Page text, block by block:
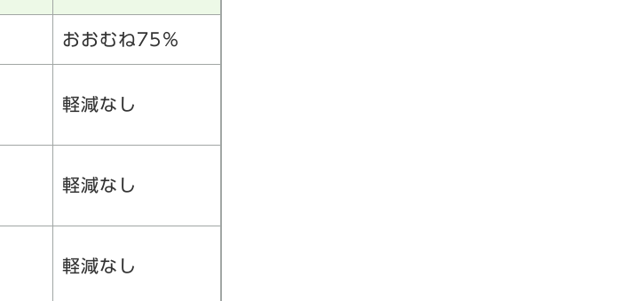
おおむね75％
軽減なし
軽減なし
軽減なし